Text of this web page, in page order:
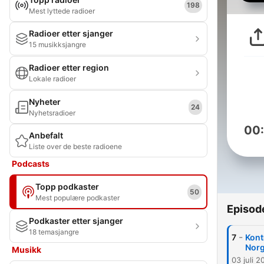
Mest lyttede radioer
198
Radioer etter sjanger
15 musikksjangre
Radioer etter region
Lokale radioer
Nyheter
Nyhetsradioer
24
Anbefalt
Liste over de beste radioene
Podcasts
Topp podkaster
Mest populære podkaster
50
Podkaster etter sjanger
18 temasjangre
Musikk
7 -
03 juli